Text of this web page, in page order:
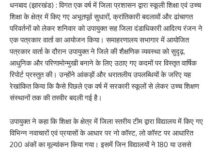
धनबाद (झारखंड) : विगत एक वर्ष में जिला प्रशासन द्वारा स्कूली शिक्षा एवं उच्च
शिक्षा के क्षेत्र में किए गए अभूतपूर्व सुधारों, क्रांतिकारी बदलावों और ढांचागत
परिवर्तनों को लेकर शनिवार को उपायुक्त सह जिला दंडाधिकारी आदित्य रंजन ने
एक पत्रकार वार्ता का आयोजन किया। समाहरणालय सभागार में आयोजित
पत्रकार वार्ता के दौरान उपायुक्त ने जिले की शैक्षणिक व्यवस्था को सुदृढ़,
आधुनिक और परिणामोन्मुखी बनाने के लिए उठाए गए कदमों पर विस्तृत वार्षिक
रिपोर्ट प्रस्तुत की। उन्होंने आंकड़ों और धरातलीय उपलब्धियों के जरिए यह
रेखांकित किया कि कैसे पिछले एक वर्ष में सरकारी स्कूलों से लेकर उच्च शिक्षण
संस्थानों तक की तस्वीर बदली गई है।
उपायुक्त ने कहा कि शिक्षा के क्षेत्र में जिला स्तरीय टीम द्वारा विद्यालय में किए गए
विभिन्न नवाचारों एवं प्रयासों के आधार पर नो कॉस्ट, लो कॉस्ट पर आधारित
200 अंकों का मूल्यांकन किया गया। इसमें जिन विद्यालयों ने 180 या उससे